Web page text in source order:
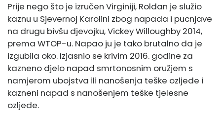
Prije nego što je izručen Virginiji, Roldan je služio
kaznu u Sjevernoj Karolini zbog napada i pucnjave
na drugu bivšu djevojku, Vickey Willoughby 2014,
prema WTOP-u. Napao ju je tako brutalno da je
izgubila oko. Izjasnio se krivim 2016. godine za
kazneno djelo napad smrtonosnim oružjem s
namjerom ubojstva ili nanošenja teške ozljede i
kazneni napad s nanošenjem teške tjelesne
ozljede.